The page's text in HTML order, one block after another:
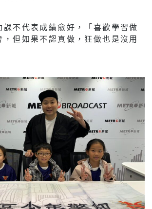
課不代表成績愈好，「喜歡學習做
但如果不認真做，狂做也是沒用